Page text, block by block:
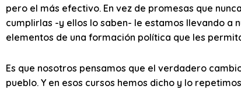
pero el más efectivo. En vez de promesas que
cumplirlas -y ellos lo saben- le estamos llevando
elementos de una formación política que les
Es que nosotros pensamos que el verdadero
pueblo. Y en esos cursos hemos dicho y lo